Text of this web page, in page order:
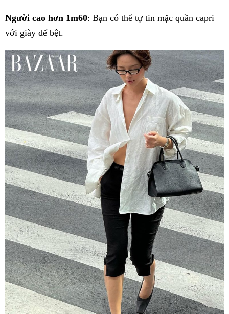
Người cao hơn 1m60: Bạn có thể tự tin mặc quần capri
với giày đế bệt.